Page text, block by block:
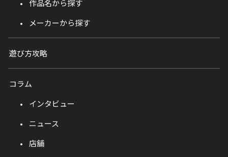
作品名から探す
メーカーから探す
遊び方攻略
コラム
インタビュー
ニュース
店舗